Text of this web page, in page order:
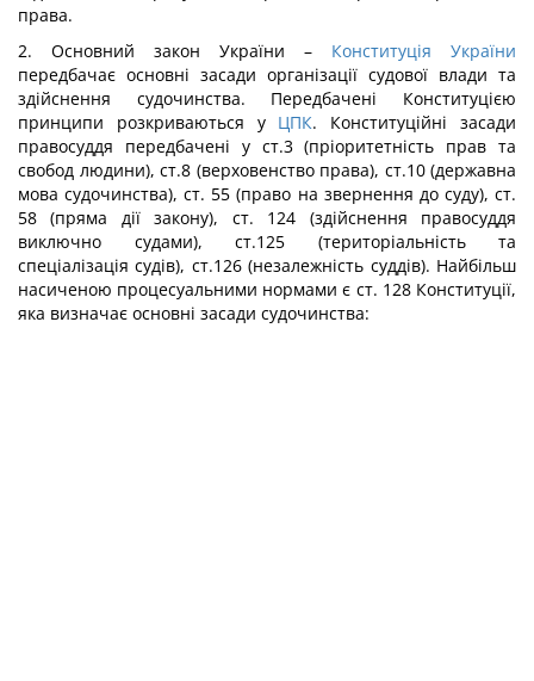
права.
2. Основний закон України – Конституція України
передбачає основні засади організації судової влади та
здійснення судочинства. Передбачені Конституцією
принципи розкриваються у ЦПК. Конституційні засади
правосуддя передбачені у ст.3 (пріоритетність прав та
свобод людини), ст.8 (верховенство права), ст.10 (державна
мова судочинства), ст. 55 (право на звернення до суду), ст.
58 (пряма дії закону), ст. 124 (здійснення правосуддя
виключно судами), ст.125 (територіальність та
спеціалізація судів), ст.126 (незалежність суддів). Найбільш
насиченою процесуальними нормами є ст. 128 Конституції,
яка визначає основні засади судочинства: